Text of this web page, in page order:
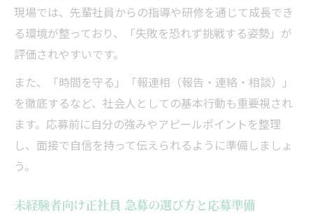
現場では、先輩社員からの指導や研修を通じて成長でき
る環境が整っており、「失敗を恐れず挑戦する姿勢」が
評価されやすいです。
また、「時間を守る」「報連相（報告・連絡・相談）」
を徹底するなど、社会人としての基本行動も重要視され
ます。応募前に自分の強みやアピールポイントを整理
し、面接で自信を持って伝えられるように準備しましょ
う。
未経験者向け正社員 急募の選び方と応募準備